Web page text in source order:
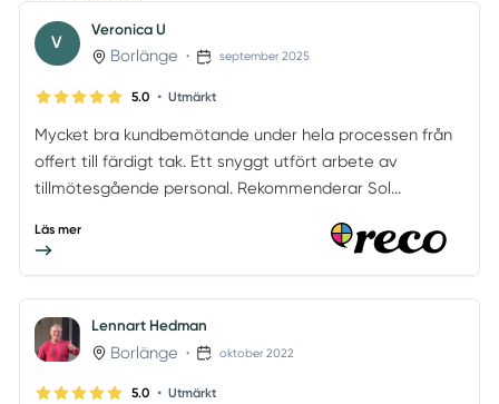
V
Veronica U
Borlänge • september 2025
5.0 • Utmärkt
Mycket bra kundbemötande under hela processen från
offert till färdigt tak. Ett snyggt utfört arbete av
tillmötesgående personal. Rekommenderar Sol...
Läs mer
Lennart Hedman
Borlänge • oktober 2022
5.0 • Utmärkt